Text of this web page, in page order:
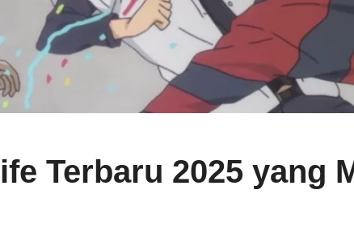
Terbaru 2025 yang